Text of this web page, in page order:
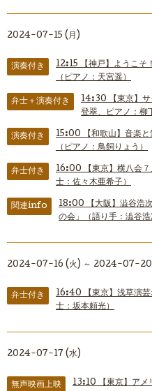
2024-07-15 (月)
演奏付き 12:15
【神戸】ようこ
（ピアノ：天宮遥）
弁士＋演奏付き 14:30
【東京】
登翠、ピアノ：柳
演奏付き 15:00
【和歌山】音楽
（ピアノ：鳥飼りょう）
弁士付き 16:00
【東京】横八会
士：佐々木亜希子）
関連info 18:00
【大阪】澁谷
の会」（語り手：澁谷浩
2024-07-16 (火) ～ 2024-07-20
弁士付き 16:40
【東京】浅草演
士：坂本頼光）
2024-07-17 (水)
無声映画上映 13:10
【東京】ア